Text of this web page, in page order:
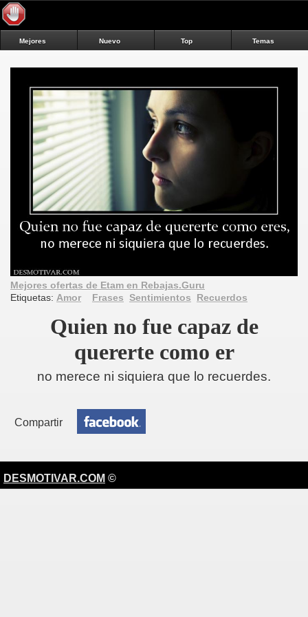
Mejores Nuevo Top Temas
Mejores ofertas de Etam en Rebajas.Guru
Etiquetas: Amor Frases Sentimientos Recuerdos
Quien no fue capaz de
quererte como er
no merece ni siquiera que lo recuerdes.
Compartir
DESMOTIVAR.COM ©